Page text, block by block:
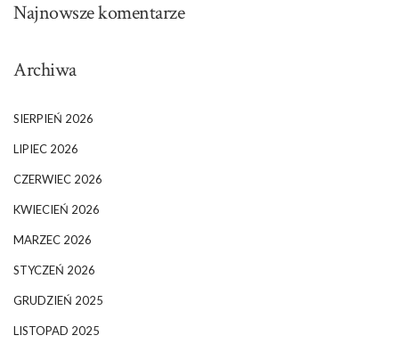
Najnowsze komentarze
Archiwa
SIERPIEŃ 2026
LIPIEC 2026
CZERWIEC 2026
KWIECIEŃ 2026
MARZEC 2026
STYCZEŃ 2026
GRUDZIEŃ 2025
LISTOPAD 2025